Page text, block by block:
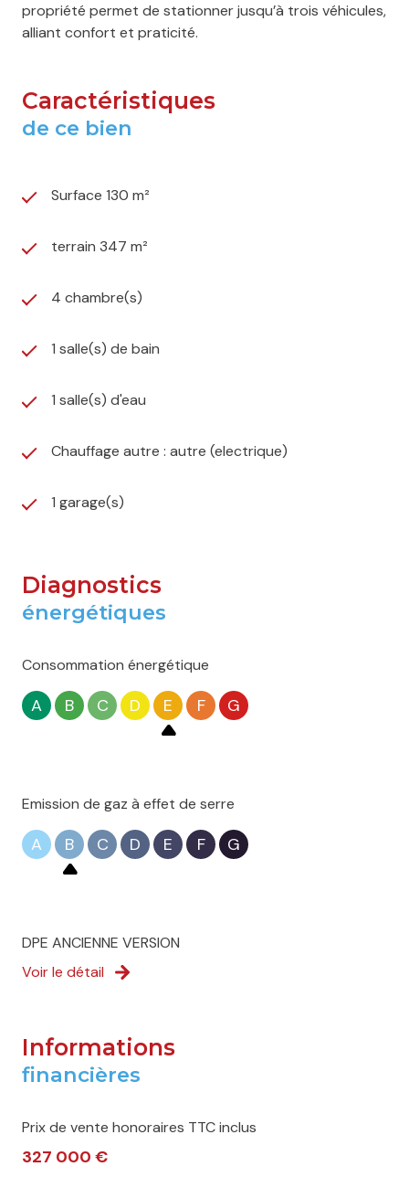
propriété permet de stationner jusqu’à trois véhicules,
alliant confort et praticité.
Caractéristiques
de ce bien
Surface 130 m²
terrain 347 m²
4 chambre(s)
1 salle(s) de bain
1 salle(s) d'eau
Chauffage autre : autre (electrique)
1 garage(s)
Diagnostics
énergétiques
Consommation énergétique
A B C D E F G
Emission de gaz à effet de serre
A B C D E F G
DPE ANCIENNE VERSION
Voir le détail
Informations
financières
Prix de vente honoraires TTC inclus
327 000 €